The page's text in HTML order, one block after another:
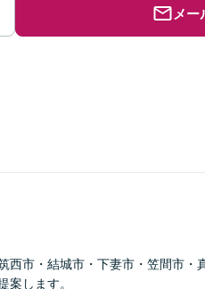
メー
西市・結城市・下妻市・笠間市・
案します。